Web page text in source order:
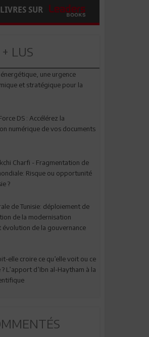
SUR
LUS
une urgence
et stratégique pour la
DS : Accélérez la
numérique de vos documents
Charfi - Fragmentation de
Risque ou opportunité
?
de Tunisie: déploiement de
de la modernisation
évolution de la gouvernance
elle croire ce qu’elle voit ou ce
? L’apport d’Ibn al-Haytham à la